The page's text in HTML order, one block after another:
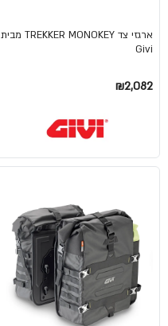
ארגזי צד TREKKER MONOKEY מבית
Givi
₪2,082